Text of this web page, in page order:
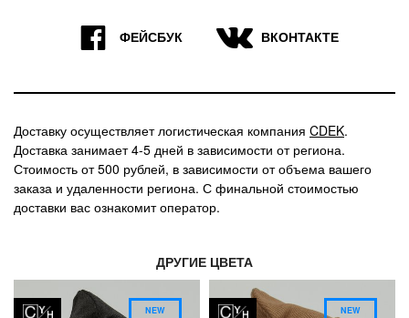
9 ФЕЙСБУК 7 ВКОНТАКТЕ
Доставку осуществляет логистическая компания CDEK.
Доставка занимает 4-5 дней в зависимости от региона.
Стоимость от 500 рублей, в зависимости от объема вашего
заказа и удаленности региона. С финальной стоимостью
доставки вас ознакомит оператор.
ДРУГИЕ ЦВЕТА
NEW NEW